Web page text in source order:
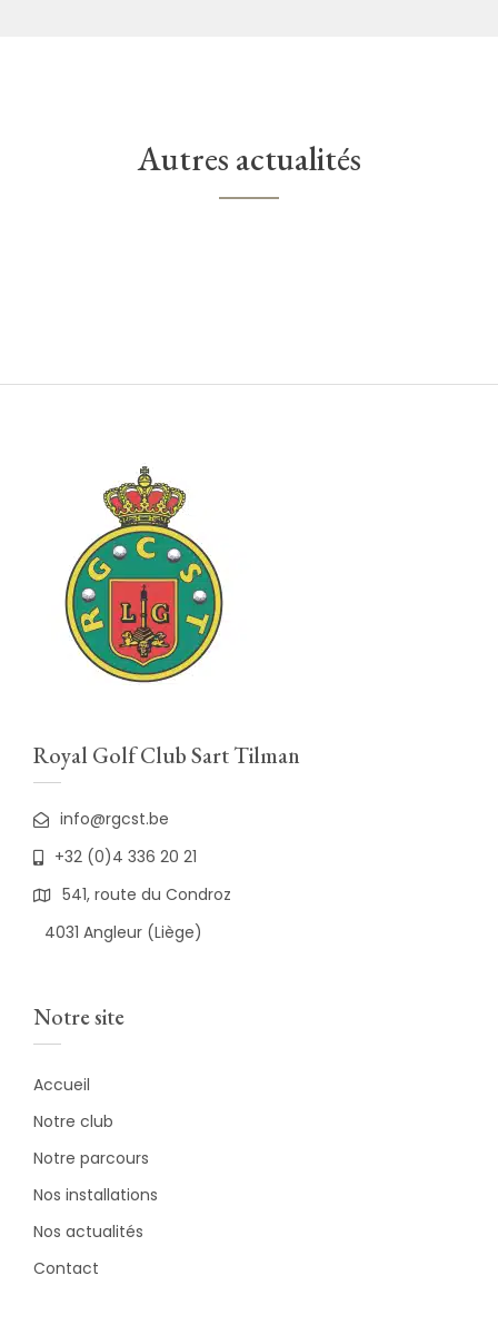
Autres actualités
Royal Golf Club Sart Tilman
info@rgcst.be
+32 (0)4 336 20 21
541, route du Condroz
4031 Angleur (Liège)
Notre site
Accueil
Notre club
Notre parcours
Nos installations
Nos actualités
Contact